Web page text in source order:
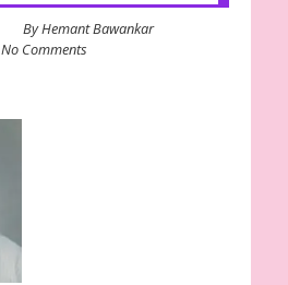
ByHemant Bawankar
No Comments